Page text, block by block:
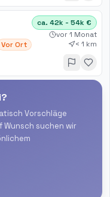
Vor Ort
ca. 42k - 54k €
vor 1 Monat
< 1 km
Vorschläge
Wunsch suchen wir